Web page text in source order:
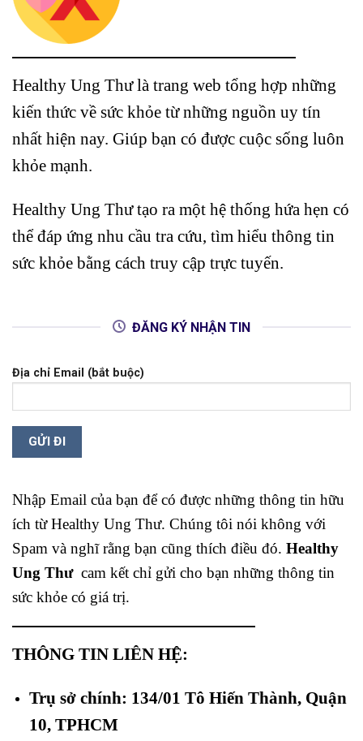
Healthy Ung Thư là trang web tổng hợp những
kiến thức về sức khỏe từ những nguồn uy tín
nhất hiện nay. Giúp bạn có được cuộc sống luôn
khỏe mạnh.
Healthy Ung Thư tạo ra một hệ thống hứa hẹn có
thể đáp ứng nhu cầu tra cứu, tìm hiểu thông tin
sức khỏe bằng cách truy cập trực tuyến.
ĐĂNG KÝ NHẬN TIN
Địa chỉ Email (bắt buộc)
Nhập Email của bạn để có được những thông tin hữu
ích từ Healthy Ung Thư. Chúng tôi nói không với
Spam và nghĩ rằng bạn cũng thích điều đó. Healthy
Ung Thư cam kết chỉ gửi cho bạn những thông tin
sức khỏe có giá trị.
THÔNG TIN LIÊN HỆ:
Trụ sở chính: 134/01 Tô Hiến Thành, Quận
10, TPHCM